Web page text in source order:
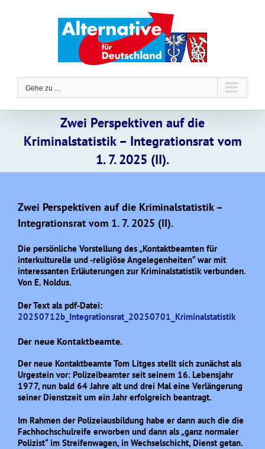
Gehe zu ...
Zwei Perspektiven auf die
Kriminalstatistik – Integrationsrat vom
1. 7. 2025 (II).
Zwei Perspektiven auf die Kriminalstatistik –
Integrationsrat vom 1. 7. 2025 (II).
Die persönliche Vorstellung des „Kontaktbeamten für
interkulturelle und -religiöse Angelegenheiten“ war mit
interessanten Erläuterungen zur Kriminalstatistik verbunden.
Von E. Noldus.
Der Text als pdf-Datei:
20250712b_Integrationsrat_20250701_Kriminalstatistik
Der neue Kontaktbeamte.
Der neue Kontaktbeamte Tom Litges stellt sich zunächst als
Urgestein vor: Polizeibeamter seit seinem 16. Lebensjahr
1977, nun bald 64 Jahre alt und drei Mal eine Verlängerung
seiner Dienstzeit um ein Jahr erfolgreich beantragt.
Im Rahmen der Polizeiausbildung habe er dann auch die die
Fachhochschulreife erworben und dann als „ganz normaler
Polizist“ im Streifenwagen, in Wechselschicht, Dienst getan.